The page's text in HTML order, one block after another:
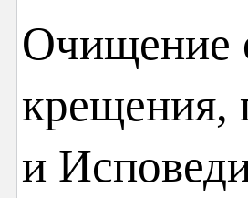
Очищение
крещения,
и